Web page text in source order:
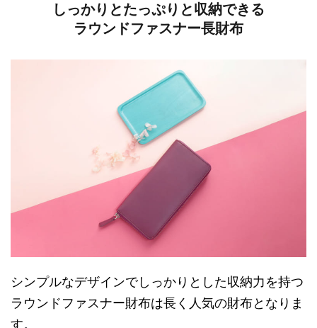
しっかりとたっぷりと収納できる
ラウンドファスナー長財布
シンプルなデザインでしっかりとした収納力を持つ
ラウンドファスナー財布は長く人気の財布となりま
す。